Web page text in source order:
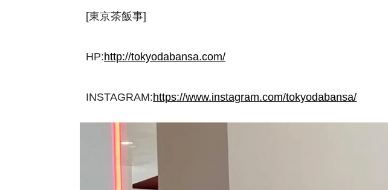
[東京茶飯事]
HP:http://tokyodabansa.com/
INSTAGRAM:https://www.instagram.com/tokyodabansa/